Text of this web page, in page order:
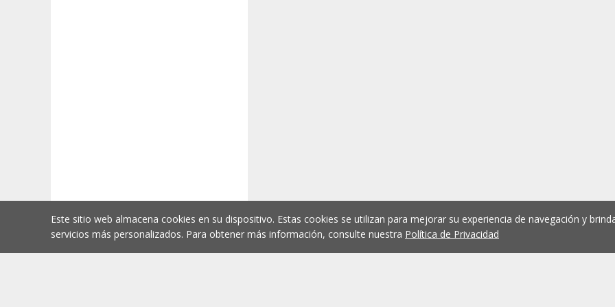
Este sitio web almacena cookies en su dispositivo. Estas cookies se utilizan para mejorar su experiencia de navegación y
servicios más personalizados. Para obtener más información, consulte nuestra Política de Privacidad